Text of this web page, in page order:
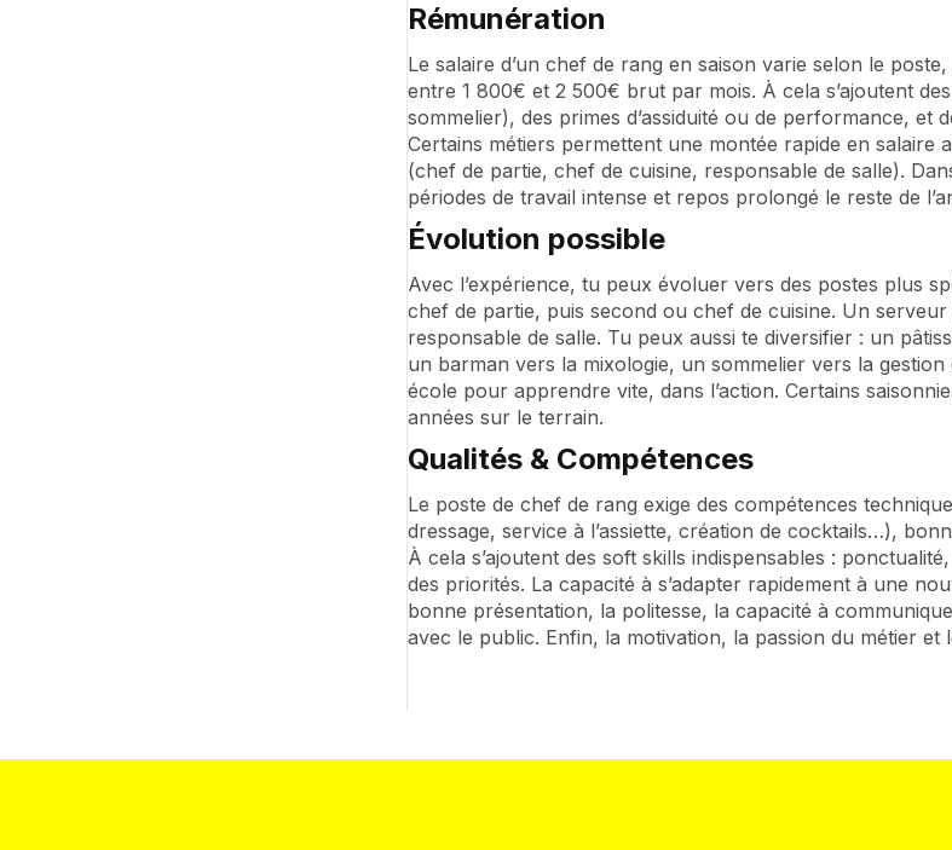
Rémunération
Le salaire d’un chef de rang en saison varie selon le
entre 1 800€ et 2 500€ brut par mois. À cela s’ajoutent
sommelier), des primes d’assiduité ou de performance,
Certains métiers permettent une montée rapide en salaire
(chef de partie, chef de cuisine, responsable de salle).
périodes de travail intense et repos prolongé le reste de
Évolution possible
Avec l’expérience, tu peux évoluer vers des postes plus
chef de partie, puis second ou chef de cuisine. Un
responsable de salle. Tu peux aussi te diversifier : un
un barman vers la mixologie, un sommelier vers la
école pour apprendre vite, dans l’action. Certains
années sur le terrain.
Qualités & Compétences
Le poste de chef de rang exige des compétences
dressage, service à l’assiette, création de cocktails…),
À cela s’ajoutent des soft skills indispensables :
des priorités. La capacité à s’adapter rapidement à une
bonne présentation, la politesse, la capacité à
avec le public. Enfin, la motivation, la passion du métier